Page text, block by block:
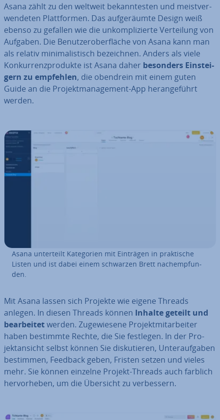
Asana zählt zu den weltweit be­kann­tes­ten und meist­ver­
wen­de­ten Platt­for­men. Das auf­ge­räum­te Design weiß
ebenso zu gefallen wie die un­kom­pli­zier­te Ver­tei­lung von
Aufgaben. Die Be­nut­zer­ober­flä­che von Asana kann man
als relativ mi­ni­ma­lis­tisch be­zeich­nen. Anders als viele
Kon­kur­renz­pro­duk­te ist Asana daher besonders Ein­stei­
gern zu empfehlen, die obendrein mit einem guten
Guide an die Pro­jekt­ma­nage­ment-App her­an­ge­führt
werden.
Asana un­ter­teilt Ka­te­go­rien mit Einträgen in prak­ti­sche
Listen und ist dabei einem schwarzen Brett nach­emp­fun­
den.
Mit Asana lassen sich Projekte wie eigene Threads
anlegen. In diesen Threads können Inhalte geteilt und
be­ar­bei­tetwerden. Zu­ge­wie­se­ne Pro­jekt­mit­ar­bei­ter
haben bestimmte Rechte, die Sie festlegen. In der Pro­
jekt­an­sicht selbst können Sie dis­ku­tie­ren, Un­ter­auf­ga­ben
bestimmen, Feedback geben, Fristen setzen und vieles
mehr. Sie können einzelne Projekt-Threads auch farblich
her­vor­he­ben, um die Übersicht zu ver­bes­sern.